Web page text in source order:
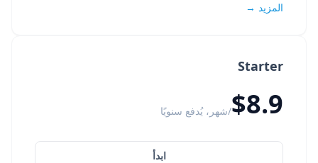
Starter
$8.9/شهر، يُدفع سنويًا
ابدأ
المزيد →